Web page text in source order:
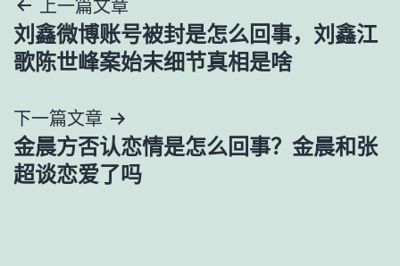
文
章
航
刘鑫微博账号被封是怎么回事，刘鑫江
歌陈世峰案始末细节真相是啥
下一篇文章
金晨方否认恋情是怎么回事？金晨和张
超谈恋爱了吗